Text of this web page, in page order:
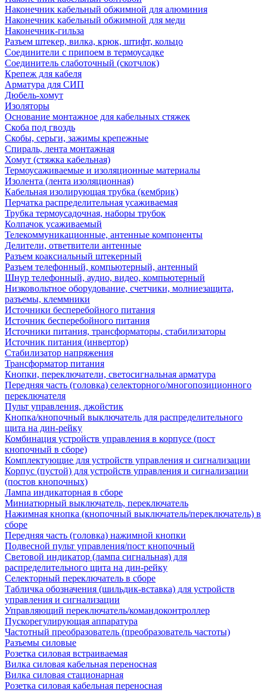
Наконечник кабельный обжимной для алюминия
Наконечник кабельный обжимной для меди
Наконечник-гильза
Разъем штекер, вилка, крюк, штифт, кольцо
Соединители с припоем в термоусадке
Соединитель слаботочный (скотчлок)
Крепеж для кабеля
Арматура для СИП
Дюбель-хомут
Изоляторы
Основание монтажное для кабельных стяжек
Скоба под гвоздь
Скобы, серьги, зажимы крепежные
Спираль, лента монтажная
Хомут (стяжка кабельная)
Термоусаживаемые и изоляционные материалы
Изолента (лента изоляционная)
Кабельная изолирующая трубка (кембрик)
Перчатка распределительная усаживаемая
Трубка термоусадочная, наборы трубок
Колпачок усаживаемый
Телекоммуникационные, антенные компоненты
Делители, ответвители антенные
Разъем коаксиальный штекерный
Разъем телефонный, компьютерный, антенный
Шнур телефонный, аудио, видео, компьютерный
Низковольтное оборудование, счетчики, молниезащита,
разъемы, клеммники
Источники бесперебойного питания
Источник бесперебойного питания
Источники питания, трансформаторы, стабилизаторы
Источник питания (инвертор)
Стабилизатор напряжения
Трансформатор питания
Кнопки, переключатели, светосигнальная арматура
Передняя часть (головка) селекторного/многопозиционного
переключателя
Пульт управления, джойстик
Кнопка/кнопочный выключатель для распределительного
щита на дин-рейку
Комбинация устройств управления в корпусе (пост
кнопочный в сборе)
Комплектующие для устройств управления и сигнализации
Корпус (пустой) для устройств управления и сигнализации
(постов кнопочных)
Лампа индикаторная в сборе
Миниатюрный выключатель, переключатель
Нажимная кнопка (кнопочный выключатель/переключатель) в
сборе
Передняя часть (головка) нажимной кнопки
Подвесной пульт управления/пост кнопочный
Световой индикатор (лампа сигнальная) для
распределительного щита на дин-рейку
Селекторный переключатель в сборе
Табличка обозначения (шильдик-вставка) для устройств
управления и сигнализации
Управляющий переключатель/командоконтроллер
Пускорегулирующая аппаратура
Частотный преобразователь (преобразователь частоты)
Разъемы силовые
Розетка силовая встраиваемая
Вилка силовая кабельная переносная
Вилка силовая стационарная
Розетка силовая кабельная переносная